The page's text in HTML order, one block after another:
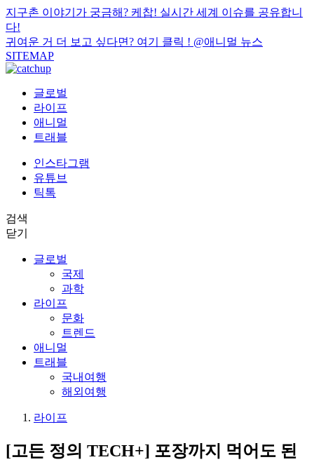
지구촌 이야기가 궁금해? 케찹! 실시간 세계 이슈를 공유합니
다!
귀여운 거 더 보고 싶다면? 여기 클릭 ! @애니멀 뉴스
SITEMAP
글로벌
라이프
애니멀
트래블
인스타그램
유튜브
틱톡
검색
닫기
글로벌
국제
과학
라이프
문화
트렌드
애니멀
트래블
국내여행
해외여행
라이프
[고든 정의 TECH+] 포장까지 먹어도 된